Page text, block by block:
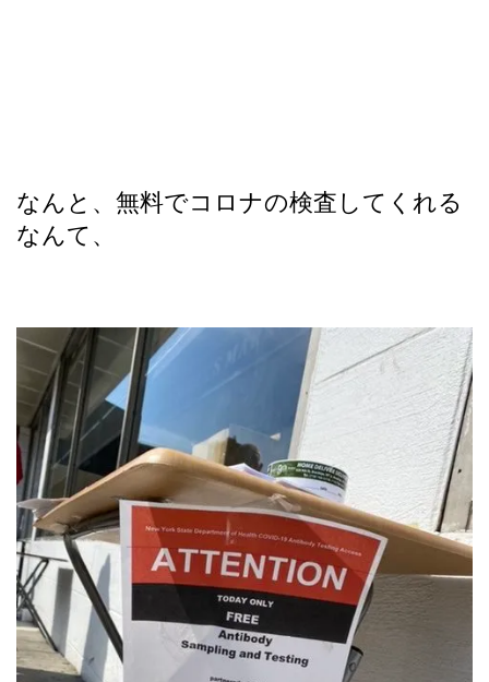
なんと、無料でコロナの検査してくれる
なんて、